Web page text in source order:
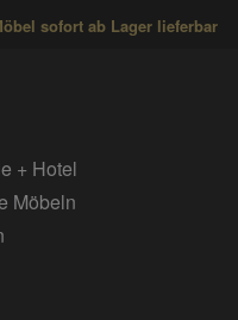
sofort ab Lager lieferbar
+ Hotel
Möbeln